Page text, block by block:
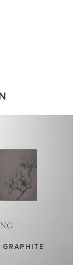
GRAPHITE